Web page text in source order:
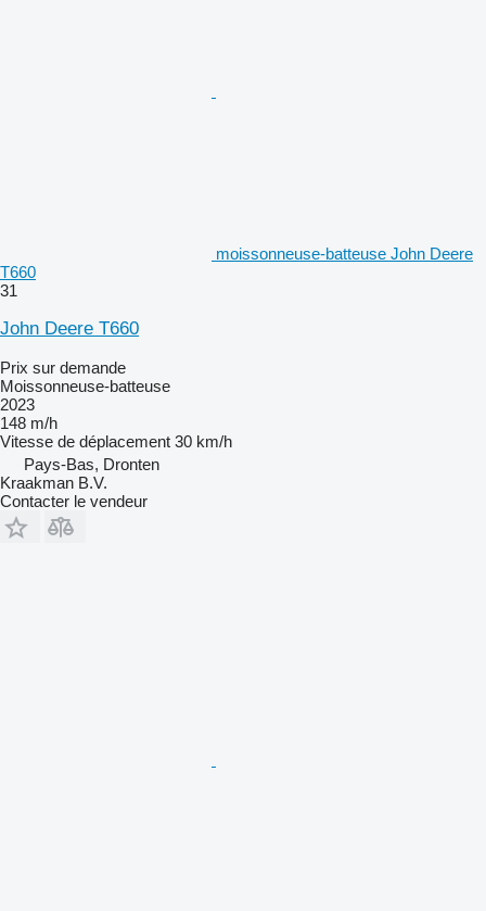
moissonneuse-batteuse John Deere
T660
31
John Deere T660
Prix sur demande
Moissonneuse-batteuse
2023
148 m/h
Vitesse de déplacement 30 km/h
Pays-Bas, Dronten
Kraakman B.V.
Contacter le vendeur